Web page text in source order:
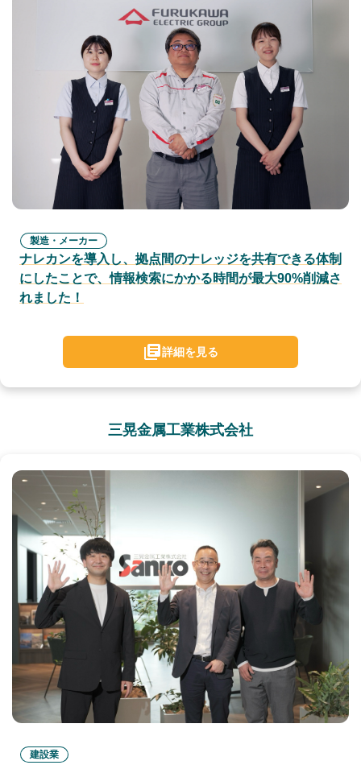
製造・メーカー
ナレカンを導入し、拠点間のナレッジを共有できる体制
にしたことで、情報検索にかかる時間が最大90%削減さ
れました！
詳細を見る
三晃金属工業株式会社
建設業